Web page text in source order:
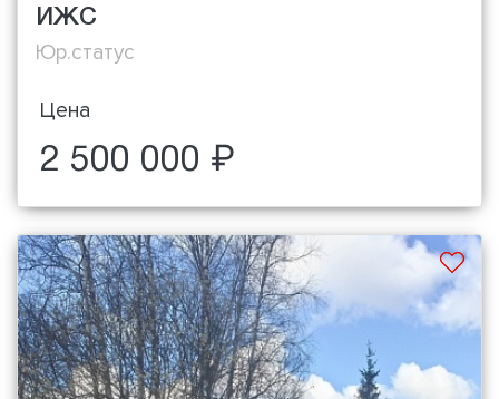
ИЖС
Юр.статус
Цена
2 500 000 ₽